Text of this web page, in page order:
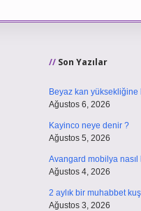
Son Yazılar
Beyaz kan
Ağustos 6, 2026
Kayinco neye denir ?
Ağustos 5, 2026
Avangard mobilya nasıl
Ağustos 4, 2026
2 aylık bir muhabbet
Ağustos 3, 2026